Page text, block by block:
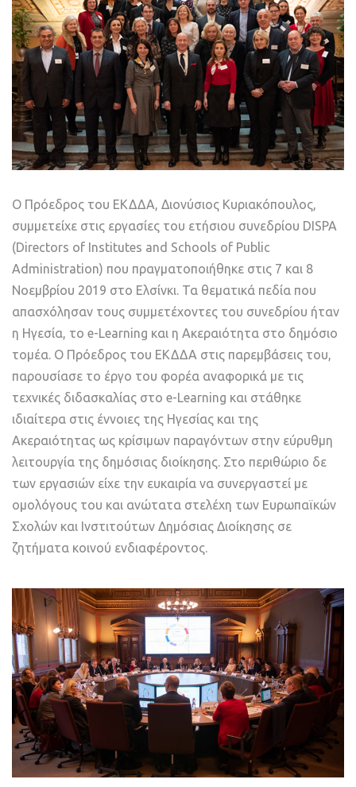
Ο Πρόεδρος του ΕΚΔΔΑ, Διονύσιος Κυριακόπουλος,
συμμετείχε στις εργασίες του ετήσιου συνεδρίου DISPA
(Directors of Institutes and Schools of Public
Administration) που πραγματοποιήθηκε στις 7 και 8
Νοεμβρίου 2019 στο Ελσίνκι. Τα θεματικά πεδία που
απασχόλησαν τους συμμετέχοντες του συνεδρίου ήταν
η Ηγεσία, το e-Learning και η Ακεραιότητα στο δημόσιο
τομέα. Ο Πρόεδρος του ΕΚΔΔΑ στις παρεμβάσεις του,
παρουσίασε το έργο του φορέα αναφορικά με τις
τεχνικές διδασκαλίας στο e-Learning και στάθηκε
ιδιαίτερα στις έννοιες της Ηγεσίας και της
Ακεραιότητας ως κρίσιμων παραγόντων στην εύρυθμη
λειτουργία της δημόσιας διοίκησης. Στο περιθώριο δε
των εργασιών είχε την ευκαιρία να συνεργαστεί με
ομολόγους του και ανώτατα στελέχη των Ευρωπαϊκών
Σχολών και Ινστιτούτων Δημόσιας Διοίκησης σε
ζητήματα κοινού ενδιαφέροντος.